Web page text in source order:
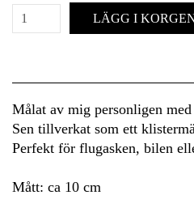
LÄGG I
Målat av mig personligen
Sen tillverkat som ett
Perfekt för flugasken, bilen
Mått: ca 10 cm